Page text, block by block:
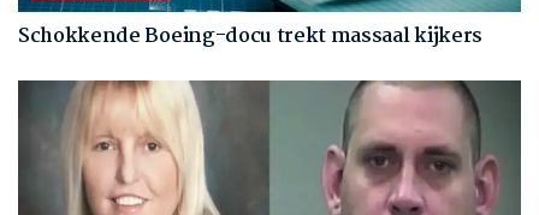
Schokkende Boeing-docu trekt massaal kijkers